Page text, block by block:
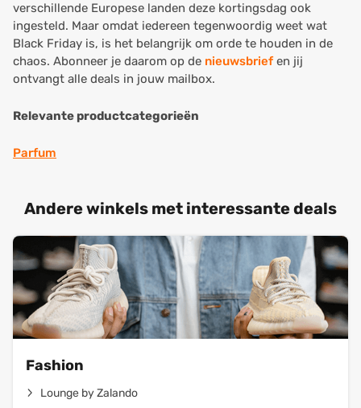
verschillende Europese landen deze kortingsdag ook
ingesteld. Maar omdat iedereen tegenwoordig weet wat
Black Friday is, is het belangrijk om orde te houden in de
chaos. Abonneer je daarom op de nieuwsbriefen jij
ontvangt alle deals in jouw mailbox.
Relevante productcategorieën
Parfum
Andere winkels met interessante deals
Fashion
Lounge by Zalando